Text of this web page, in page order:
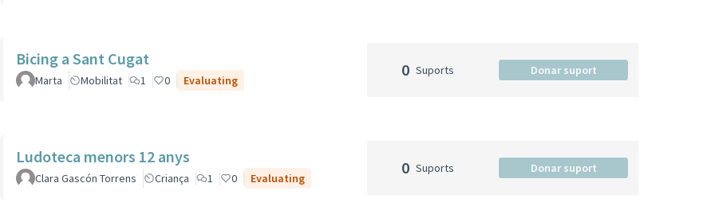
Bicing a Sant Cugat
Marta Mobilitat 1 0 Evaluating
0 Suports Donar suport
Ludoteca menors 12 anys
Clara Gascón Torrens Criança 1 0 Evaluating
0 Suports Donar suport